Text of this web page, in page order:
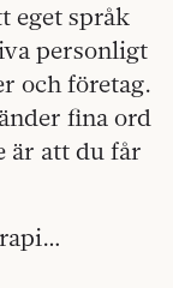
eget språk
personligt
och företag.
fina ord
är att du får